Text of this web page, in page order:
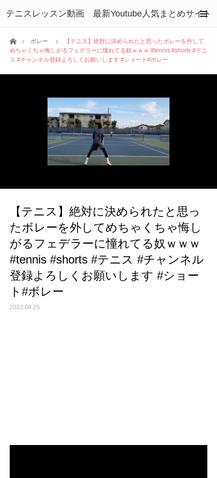
テニスレッスン動画 最新Youtube人気まとめサイト
ホームボレー
【テニス】絶対に決められたと思ったボレーを外して
めちゃくちゃ悔しがるフェデラーに憧れてる奴ｗｗｗ #tennis #shorts #テニ
ス #チャンネル登録よろしくお願いします #ショート#ボレー
【テニス】絶対に決められたと思っ
たボレーを外してめちゃくちゃ悔し
がるフェデラーに憧れてる奴ｗｗｗ
#tennis #shorts #テニス #チャンネル
登録よろしくお願いします #ショー
ト#ボレー
2022.04.25